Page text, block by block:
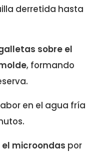
derretida hasta
sobre el
, formando
en el agua fría
microondas por